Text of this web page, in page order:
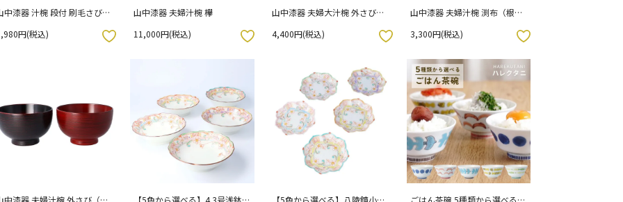
中漆器 汁椀 段付 刷毛さび
円(税込)
山中漆器 夫婦汁椀 欅
11,000円(税込)
お気に入りボタン
山中漆器 夫婦大汁椀 外さび
4,400円(税込)
お気に入りボタン
山中漆器 夫婦汁椀 渕布（根
3,300円(税込)
お気に入りボタン
中漆器 夫婦汁椀 外さび（根 【5色から選べる】4.3号浅鉢 【5色から選べる】八陵鏡小皿 ごはん茶碗 5種類から選べる